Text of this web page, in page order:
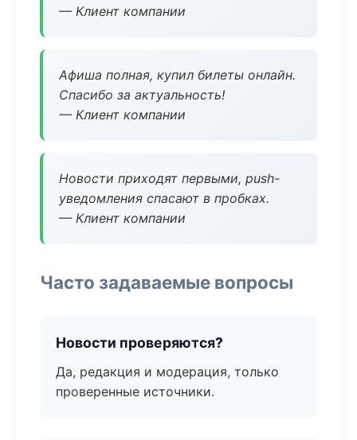
— Клиент компании
Афиша полная, купил билеты онлайн.
Спасибо за актуальность!
— Клиент компании
Новости приходят первыми, push-
уведомления спасают в пробках.
— Клиент компании
Часто задаваемые вопросы
Новости проверяются?
Да, редакция и модерация, только
проверенные источники.